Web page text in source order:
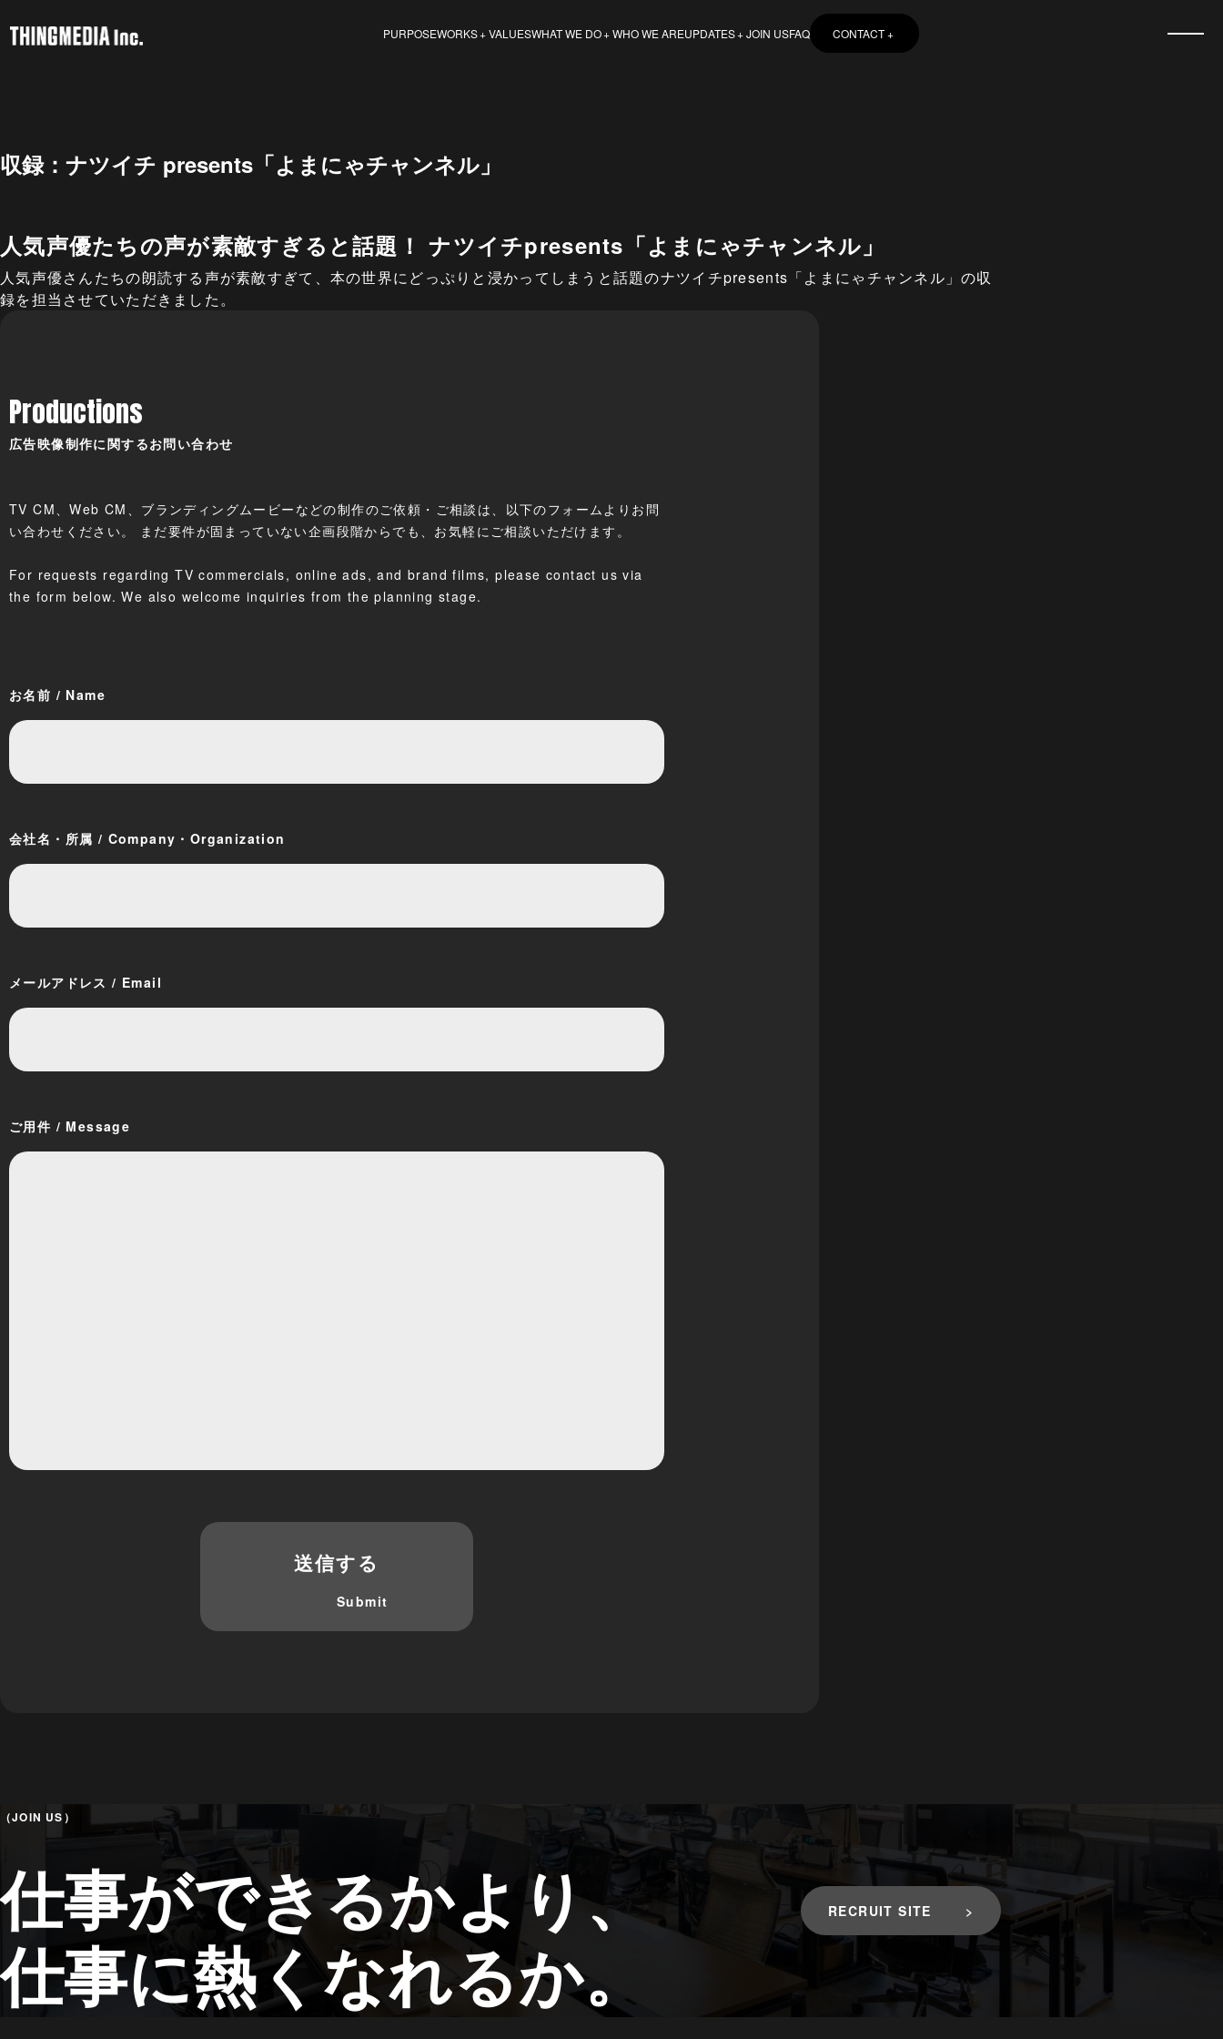
PURPOSEWORKS VALUESWHAT WE DO WHO WE AREUPDATES JOIN USFAQ CONTACT
収録：ナツイチ presents「よまにゃチャンネル」
人気声優たちの声が素敵すぎると話題！ ナツイチpresents「よまにゃチャンネル」
人気声優さんたちの朗読する声が素敵すぎて、本の世界にどっぷりと浸かってしまうと話題のナツイチpresents「よまにゃチャンネル」の収
録を担当させていただきました。
広告映像制作に関するお問い合わせ
Productions
TV CM、Web CM、ブランディングムービーなどの制作のご依頼・ご相談は、以下のフォームよりお問
い合わせください。 まだ要件が固まっていない企画段階からでも、お気軽にご相談いただけます。
For requests regarding TV commercials, online ads, and brand films, please contact us via
the form below. We also welcome inquiries from the planning stage.
お名前 / Name
会社名・所属 / Company・Organization
メールアドレス / Email
ご用件 / Message
（JOIN US）
仕事ができるかより、
仕事に熱くなれるか。
RECRUIT SITE